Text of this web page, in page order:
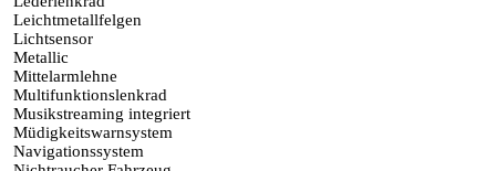
Leichtmetallfelgen
Lichtsensor
Metallic
Mittelarmlehne
Multifunktionslenkrad
Musikstreaming integriert
Müdigkeitswarnsystem
Navigationssystem